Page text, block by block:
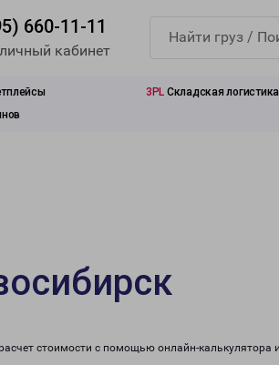
660-11-11
кабинет
3PL Складская логистика
стоимости с помощью онлайн-калькулятора